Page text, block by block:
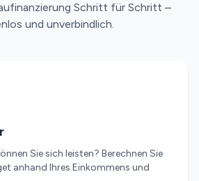
Schritt für Schritt –
und unverbindlich.
Sie sich leisten? Berechnen Sie
anhand Ihres Einkommens und